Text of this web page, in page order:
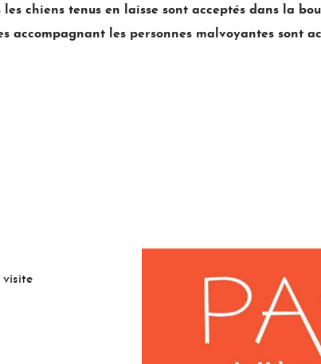
les chiens tenus en laisse sont acceptés dans la
accompagnant les personnes malvoyantes sont
visite